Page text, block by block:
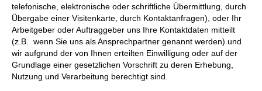
telefonische, elektronische oder schriftliche Übermittlung, durch
Übergabe einer Visitenkarte, durch Kontaktanfragen), oder Ihr
Arbeitgeber oder Auftraggeber uns Ihre Kontaktdaten mitteilt
(z.B. wenn Sie uns als Ansprechpartner genannt werden) und
wir aufgrund der von Ihnen erteilten Einwilligung oder auf der
Grundlage einer gesetzlichen Vorschrift zu deren Erhebung,
Nutzung und Verarbeitung berechtigt sind.